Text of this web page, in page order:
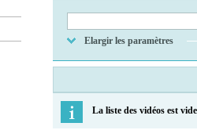
Elargir les paramètres
La liste des vidéos est vide